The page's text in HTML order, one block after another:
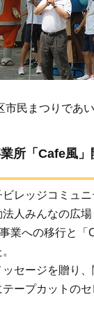
市民まつりであ
所「Cafe風
レッジコミュ
人みんなの広場
業への移行と「
セージを贈り
ープカットの